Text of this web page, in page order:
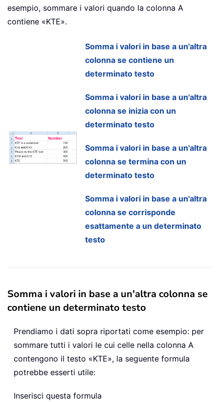
esempio, sommare i valori quando la colonna A
contiene «KTE».
Somma i valori in base a un'altra
colonna se contiene un
determinato testo
Somma i valori in base a un'altra
colonna se inizia con un
determinato testo
Somma i valori in base a un'altra
colonna se termina con un
determinato testo
Somma i valori in base a un'altra
colonna se corrisponde
esattamente a un determinato
testo
Somma i valori in base a un'altra colonna se
contiene un determinato testo
Prendiamo i dati sopra riportati come esempio: per
sommare tutti i valori le cui celle nella colonna A
contengono il testo «KTE», la seguente formula
potrebbe esserti utile:
Inserisci questa formula